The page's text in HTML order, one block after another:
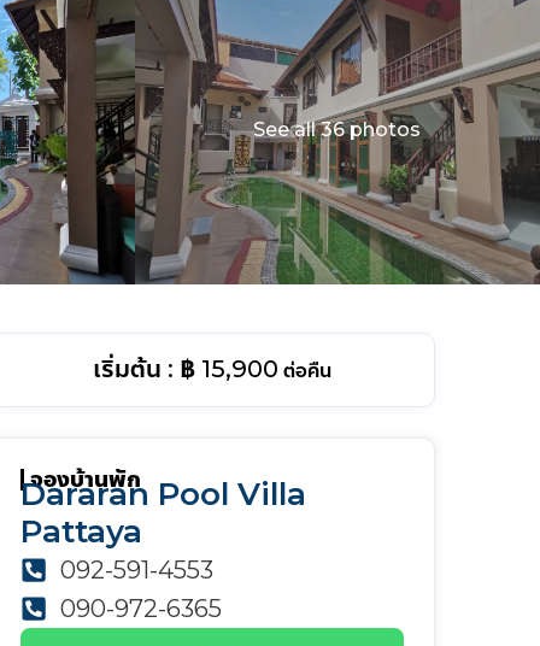
See all 36 photos
฿ 15,900 ต่อคืน
จองบ้านพัก
Dararan Pool Villa
Pattaya
092-591-4553
090-972-6365